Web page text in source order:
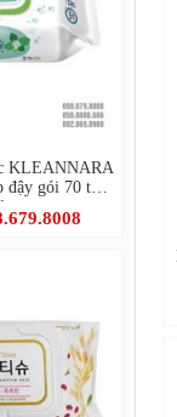
KLEANNARA
đậy gói 70 tờ +